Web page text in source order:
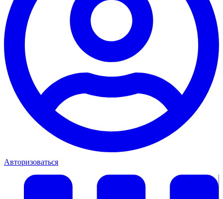
Авторизоваться